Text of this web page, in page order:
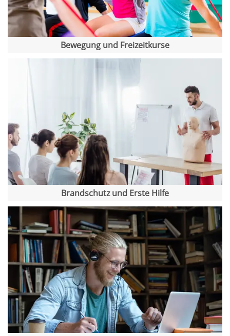
Bewegung und Freizeitkurse
Brandschutz und Erste Hilfe